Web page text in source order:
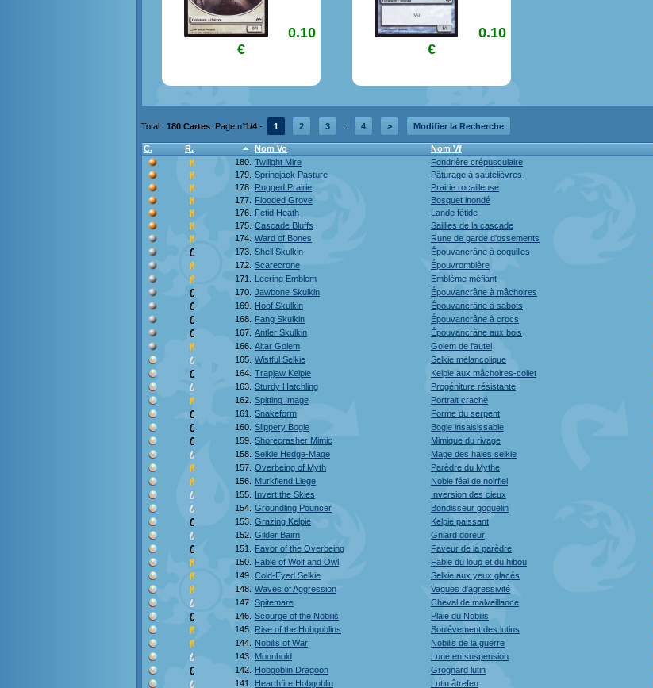
0.10
€
0.10
€
Total : 180 Cartes . Page n°1/4 - 1 2 3 4 > Modifier la Recherche
C. R. Nom Vo Nom Vf
180. Twilight Mire Fondrière crépusculaire
179. Springjack Pasture Pâturage à sautelièvres
178.
Rugged Prairie Prairie rocailleuse
177.
Flooded Grove Bosquet inondé
176.
Fetid Heath Lande fétide
175. Cascade Bluffs Saillies de la cascade
174. Ward of Bones Rune de garde d'ossements
173. Shell Skulkin Épouvancrâne à coquilles
172. Scarecrone Épouvrombière
171.
Leering Emblem Emblème méfiant
170. Jawbone Skulkin Épouvancrâne à mâchoires
169.
Hoof Skulkin Épouvancrâne à sabots
168.
Fang Skulkin Épouvancrâne à crocs
167. Antler Skulkin Épouvancrâne aux bois
166. Altar Golem Golem de l'autel
165. Wistful Selkie Selkie mélancolique
164. Trapjaw Kelpie Kelpie aux mâchoires-collet
163. Sturdy Hatchling Progéniture résistante
162. Spitting Image Portrait craché
161.
Snakeform Forme du serpent
160. Slippery Bogle Bogle insaisissable
159. Shorecrasher Mimic Mimique du rivage
158. Selkie Hedge-Mage Mage des haies selkie
157. Overbeing of Myth Parèdre du Mythe
156.
Murkfiend Liege Noble féal de noirfiel
155.
Invert the Skies Inversion des cieux
154. Groundling Pouncer Bondisseur goguelin
153. Grazing Kelpie Kelpie paissant
152. Gilder Bairn Gniard doreur
151.
Favor of the Overbeing Faveur de la parèdre
150.
Fable of Wolf and Owl Fable du loup et du hibou
149. Cold-Eyed Selkie Selkie aux yeux glacés
148. Waves of Aggression Vagues d'agressivité
147. Spitemare Cheval de malveillance
146. Scourge of the Nobilis Plaie du Nobilis
145.
Rise of the Hobgoblins Soulèvement des lutins
144.
Nobilis of War Nobilis de la guerre
143.
Moonhold Lune en suspension
142.
Hobgoblin Dragoon Grognard lutin
141.
Hearthfire Hobgoblin Lutin âtrefeu